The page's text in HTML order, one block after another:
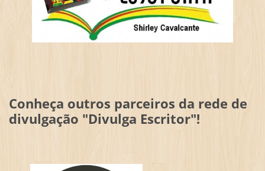
Conheça outros parceiros da rede de
divulgação "Divulga Escritor"!